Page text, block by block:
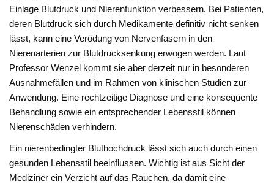
Einlage Blutdruck und Nierenfunktion verbessern. Bei Patienten,
deren Blutdruck sich durch Medikamente definitiv nicht senken
lässt, kann eine Verödung von Nervenfasern in den
Nierenarterien zur Blutdrucksenkung erwogen werden. Laut
Professor Wenzel kommt sie aber derzeit nur in besonderen
Ausnahmefällen und im Rahmen von klinischen Studien zur
Anwendung. Eine rechtzeitige Diagnose und eine konsequente
Behandlung sowie ein entsprechender Lebensstil können
Nierenschäden verhindern.
Ein nierenbedingter Bluthochdruck lässt sich auch durch einen
gesunden Lebensstil beeinflussen. Wichtig ist aus Sicht der
Mediziner ein Verzicht auf das Rauchen, da damit eine